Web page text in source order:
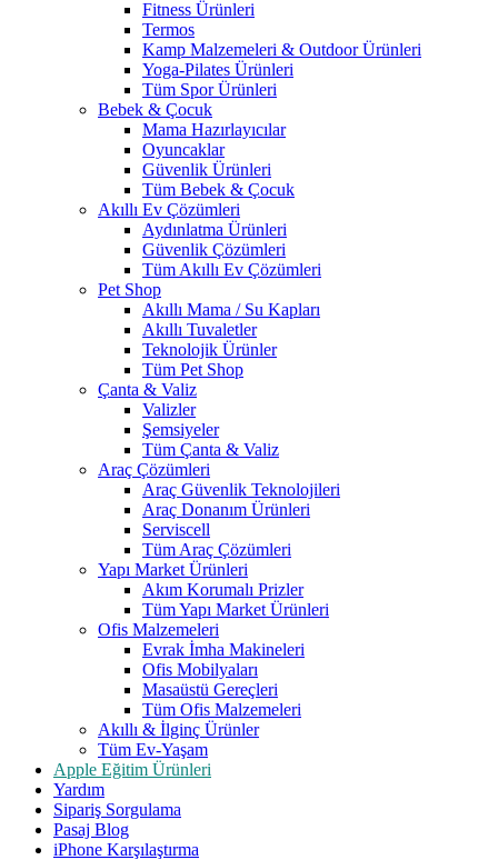
Fitness Ürünleri
Termos
Kamp Malzemeleri & Outdoor Ürünleri
Yoga-Pilates Ürünleri
Tüm Spor Ürünleri
Bebek & Çocuk
Mama Hazırlayıcılar
Oyuncaklar
Güvenlik Ürünleri
Tüm Bebek & Çocuk
Akıllı Ev Çözümleri
Aydınlatma Ürünleri
Güvenlik Çözümleri
Tüm Akıllı Ev Çözümleri
Pet Shop
Akıllı Mama / Su Kapları
Akıllı Tuvaletler
Teknolojik Ürünler
Tüm Pet Shop
Çanta & Valiz
Valizler
Şemsiyeler
Tüm Çanta & Valiz
Araç Çözümleri
Araç Güvenlik Teknolojileri
Araç Donanım Ürünleri
Serviscell
Tüm Araç Çözümleri
Yapı Market Ürünleri
Akım Korumalı Prizler
Tüm Yapı Market Ürünleri
Ofis Malzemeleri
Evrak İmha Makineleri
Ofis Mobilyaları
Masaüstü Gereçleri
Tüm Ofis Malzemeleri
Akıllı & İlginç Ürünler
Tüm Ev-Yaşam
Apple Eğitim Ürünleri
Yardım
Sipariş Sorgulama
Pasaj Blog
iPhone Karşılaştırma